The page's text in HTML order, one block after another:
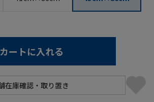
カートに入れる